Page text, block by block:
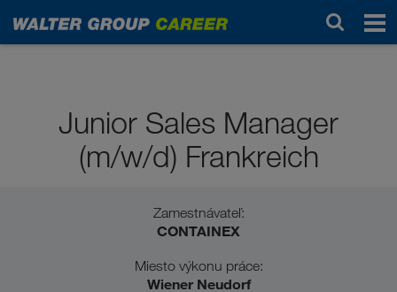
Absolventky/absolventi SŠ
Junior Sales Manager
(m/w/d) Frankreich
Zamestnávateľ:
CONTAINEX
Miesto výkonu práce:
Wiener Neudorf